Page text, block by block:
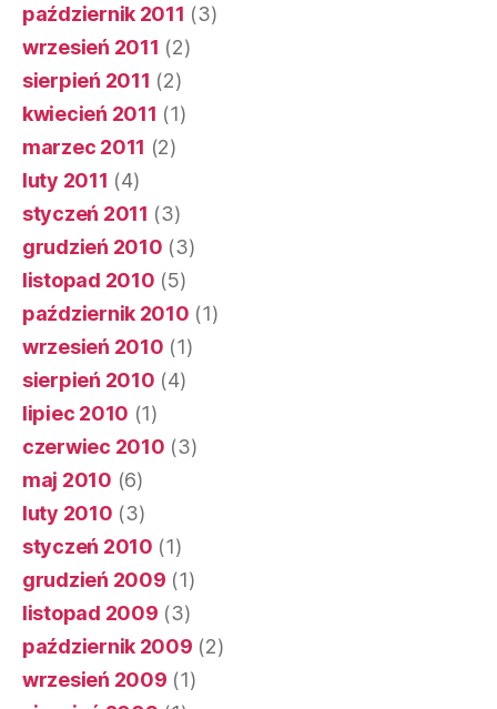
październik 2011 (3)
wrzesień 2011 (2)
sierpień 2011 (2)
kwiecień 2011 (1)
marzec 2011 (2)
luty 2011 (4)
styczeń 2011 (3)
grudzień 2010 (3)
listopad 2010 (5)
październik 2010 (1)
wrzesień 2010 (1)
sierpień 2010 (4)
lipiec 2010 (1)
czerwiec 2010 (3)
maj 2010 (6)
luty 2010 (3)
styczeń 2010 (1)
grudzień 2009 (1)
listopad 2009 (3)
październik 2009 (2)
wrzesień 2009 (1)